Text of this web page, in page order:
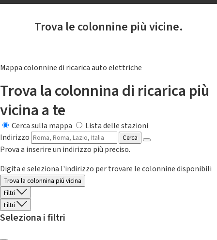
Trova le colonnine più vicine.
Mappa colonnine di ricarica auto elettriche
Trova la colonnina di ricarica più
vicina a te
Cerca sulla mappa
Lista delle stazioni
Indirizzo
Cerca
Prova a inserire un indirizzo più preciso.
Digita e seleziona l'indirizzo per trovare le colonnine disponibili
Trova la colonnina piú vicina
Filtri
Filtri
Seleziona i filtri